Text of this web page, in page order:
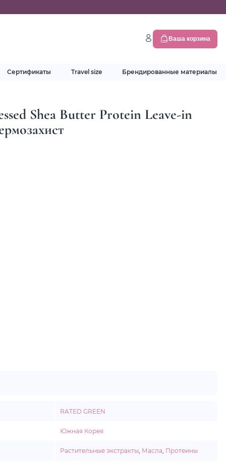
Ваша корзина
Сертификаты Travel size Брендированные материалы
Shea Butter Protein Leave-in
RATED GREEN
Южная Корея
Растительные экстракты, Масла, Протеины